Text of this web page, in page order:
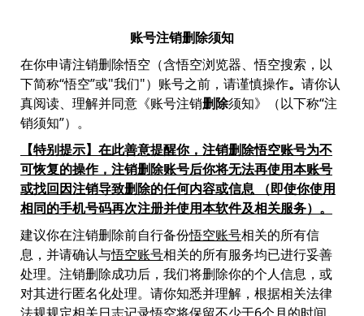
账号注销删除须知
在你申请注销删除悟空（含悟空浏览器、悟空搜索，以
下简称“悟空”或"我们"）账号之前，请谨慎操作。 请你认
真阅读、理解并同意《账号注销删除须知》（以下称“注
销须知”）。
【特别提示】在此善意提醒你，注销删除悟空账号为不
可恢复的操作，注销删除账号后你将无法再使用本账号
或找回因注销导致删除的任何内容或信息 （即使你使用
相同的手机号码再次注册并使用本软件及相关服务）。
建议你在注销删除前自行备份悟空账号相关的所有信
息，并请确认与悟空账号相关的所有服务均已进行妥善
处理。注销删除成功后，我们将删除你的个人信息，或
对其进行匿名化处理。请你知悉并理解，根据相关法律